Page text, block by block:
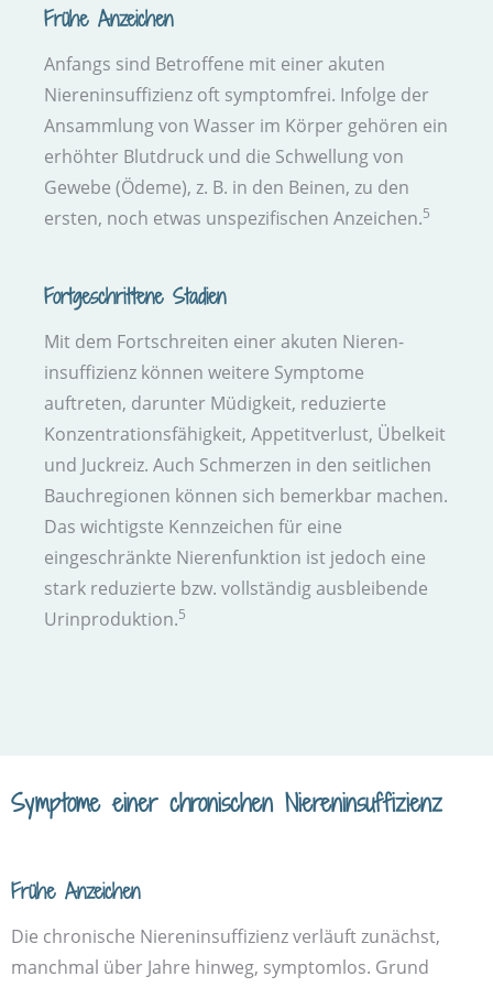
Frühe Anzeichen
Anfangs sind Betroffene mit einer akuten
Nieren­insuffizienz oft symptom­frei. Infolge der
Ansammlung von Wasser im Körper gehören ein
erhöhter Blut­druck und die Schwellung von
Gewebe (Ödeme), z. B. in den Beinen, zu den
ersten, noch etwas unspezifischen Anzeichen.5
Fortgeschrittene Stadien
Mit dem Fortschreiten einer akuten Nieren­
insuffizienz können weitere Symptome
auftreten, darunter Müdigkeit, reduzierte
Konzentrations­fähigkeit, Appetit­verlust, Übelkeit
und Juckreiz. Auch Schmerzen in den seitlichen
Bauch­regionen können sich bemerkbar machen.
Das wichtigste Kennzeichen für eine
eingeschränkte Nieren­funktion ist jedoch eine
stark reduzierte bzw. vollständig ausbleibende
Urin­produktion.5
Symptome einer chronischen Nieren­insuffizienz
Frühe Anzeichen
Die chronische Nieren­insuffizienz verläuft zunächst,
manchmal über Jahre hinweg, symptom­los. Grund